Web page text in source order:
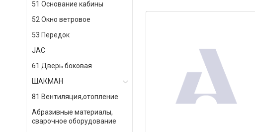
51 Основание кабины
52 Окно ветровое
53 Передок
JAC
61 Дверь боковая
ШАКМАН
81 Вентиляция,отопление
Абразивные материалы,
сварочное оборудование